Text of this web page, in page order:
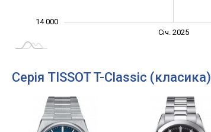
14 000
Січ. 2025
Серія TISSOT T-Classic (класика)